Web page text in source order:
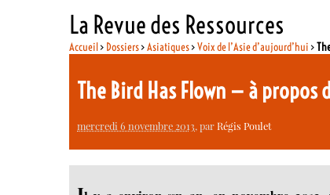
La Revue des Ressources
Accueil> Dossiers>Asiatiques>Voix de l’Asie d’aujourd’hui >
The Bird Has Flown — à propos
mercredi 6 novembre 2013, parRégis Poulet